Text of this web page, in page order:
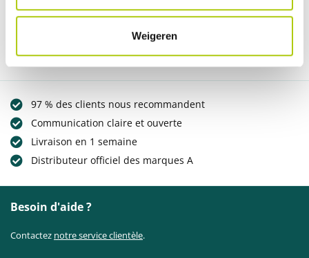
Weigeren
RÉDIGER UN COMMENTAIRE
97 % des clients nous recommandent
Communication claire et ouverte
Livraison en 1 semaine
Distributeur officiel des marques A
Besoin d'aide ?
Contactez notre service clientèle.